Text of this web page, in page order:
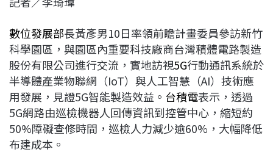
c
b
o
o
k
n
a
d
s
e
d
I
n
L
i
n
k
數位發展部長黃彥男10日率領前瞻計畫委員參訪新竹
科學園區，與園區內重要科技廠商台灣積體電路製造
股份有限公司進行交流，實地訪視5G行動通訊系統於
半導體產業物聯網（IoT）與人工智慧（AI）技術應
用發展，見證5G智能製造效益。 台積電表示，透過
5G網路由巡檢機器人回傳資訊到控管中心，縮短約
50%障礙查修時間，巡檢人力減少逾60%，大幅降低
布建成本。